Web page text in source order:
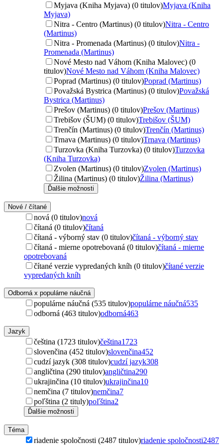
Myjava (Kniha Myjava) (0 titulov)Myjava (Kniha
Myjava)
Nitra - Centro (Martinus) (0 titulov)Nitra - Centro
(Martinus)
Nitra - Promenada (Martinus) (0 titulov)Nitra -
Promenada (Martinus)
Nové Mesto nad Váhom (Kniha Malovec) (0
titulov)Nové Mesto nad Váhom (Kniha Malovec)
Poprad (Martinus) (0 titulov)Poprad (Martinus)
Považská Bystrica (Martinus) (0 titulov)Považská
Bystrica (Martinus)
Prešov (Martinus) (0 titulov)Prešov (Martinus)
Trebišov (ŠUM) (0 titulov)Trebišov (ŠUM)
Trenčín (Martinus) (0 titulov)Trenčín (Martinus)
Trnava (Martinus) (0 titulov)Trnava (Martinus)
Turzovka (Kniha Turzovka) (0 titulov)Turzovka
(Kniha Turzovka)
Zvolen (Martinus) (0 titulov)Zvolen (Martinus)
Žilina (Martinus) (0 titulov)Žilina (Martinus)
Ďalšie možnosti
Nové / čítané
nová (0 titulov)nová
čítaná (0 titulov)čítaná
čítaná - výborný stav (0 titulov)čítaná - výborný stav
čítaná - mierne opotrebovaná (0 titulov)čítaná - mierne
opotrebovaná
čítané verzie vypredaných kníh (0 titulov)čítané verzie
vypredaných kníh
Odborná x populárne náučná
populárne náučná (535 titulov)populárne náučná535
odborná (463 titulov)odborná463
Jazyk
čeština (1723 titulov)čeština1723
slovenčina (452 titulov)slovenčina452
cudzí jazyk (308 titulov)cudzí jazyk308
angličtina (290 titulov)angličtina290
ukrajinčina (10 titulov)ukrajinčina10
nemčina (7 titulov)nemčina7
poľština (2 tituly)poľština2
Ďalšie možnosti
Téma
riadenie spoločnosti (2487 titulov)riadenie spoločnosti2487